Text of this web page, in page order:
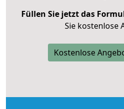
Füllen Sie jetzt das
Sie kostenlose
Kostenlose